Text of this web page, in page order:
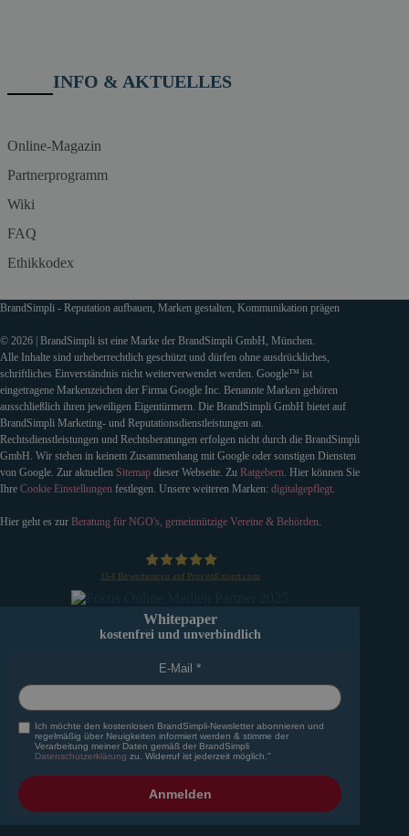
INFO & AKTUELLES
Online-Magazin
Partnerprogramm
Wiki
FAQ
Ethikkodex
BrandSimpli - Reputation aufbauen, Marken gestalten, Kommunikation prägen
© 2026 | BrandSimpli ist eine Marke der BrandSimpli GmbH, München.
Alle Inhalte sind urheberrechtlich geschützt und dürfen ohne ausdrückliches,
schriftliches Einverständnis nicht weiterverwendet werden. Google™ ist
eingetragene Markenzeichen der Firma Google Inc. Benannte Marken gehören
ausschließlich ihren jeweiligen Eigentürmern. Die BrandSimpli GmbH bietet auf
BrandSimpli Marketing- und Reputationsdienstleistungen an.
Rechtsdienstleistungen und Rechtsberatungen erfolgen nicht durch die BrandSimpli
GmbH. Wir stehen in keinem Zusammenhang mit Google oder sonstigen Diensten
von Google. Zur aktuellen Sitemap dieser Webseite. Zu Ratgebern. Hier können Sie
Ihre Cookie Einstellungen festlegen. Unsere weiteren Marken: digitalgepflegt.
Hier geht es zur Beratung für NGO's, gemeinnützige Vereine & Behörden.
154 Bewertungen auf ProvenExpert.com
Whitepaper
kostenfrei und unverbindlich
E-Mail
Ich möchte den kostenlosen BrandSimpli-Newsletter abonnieren und
regelmäßig über Neuigkeiten informiert werden & stimme der
Verarbeitung meiner Daten gemäß der BrandSimpli
Datenschutzerklärung zu. Widerruf ist jederzeit möglich."
Anmelden